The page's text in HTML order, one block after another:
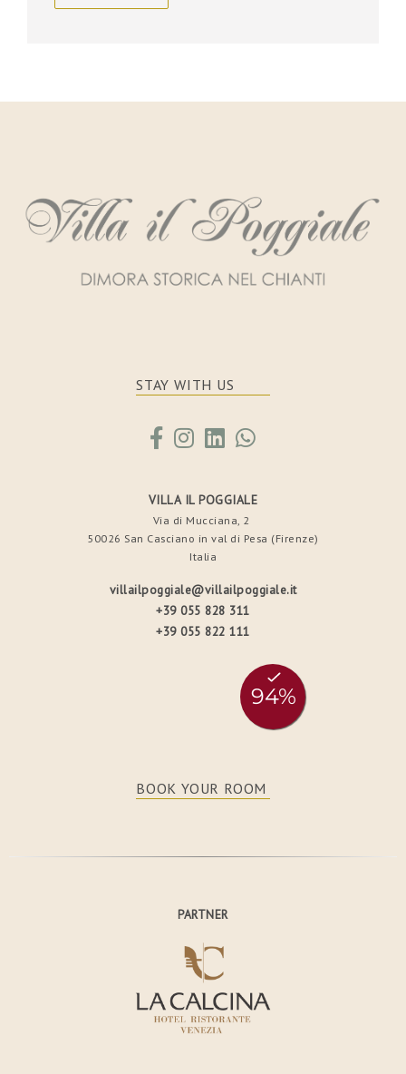
STAY WITH US
VILLA IL POGGIALE
Via di Mucciana, 2
50026 San Casciano in val di Pesa (Firenze)
Italia
villailpoggiale@villailpoggiale.it
+39 055 828 311
+39 055 822 111
BOOK YOUR ROOM
PARTNER